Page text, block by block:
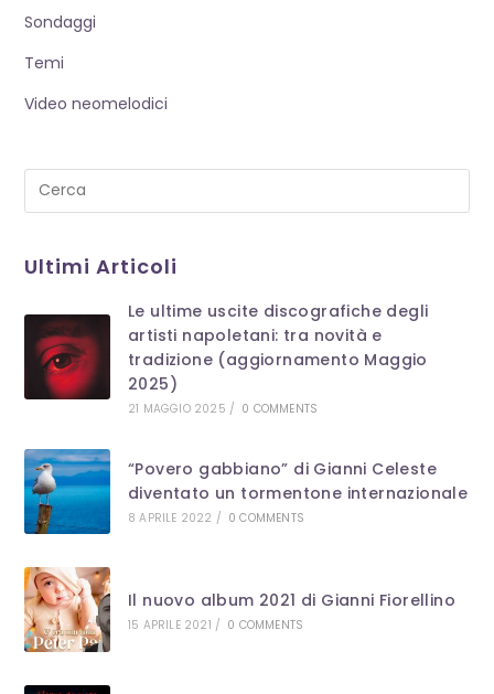
Sondaggi
Temi
Video neomelodici
Ultimi Articoli
Le ultime uscite discografiche degli
artisti napoletani: tra novità e
tradizione (aggiornamento Maggio
2025)
21 MAGGIO 2025 / 0 COMMENTS
“Povero gabbiano” di Gianni Celeste
diventato un tormentone internazionale
8 APRILE 2022 / 0 COMMENTS
Il nuovo album 2021 di Gianni Fiorellino
15 APRILE 2021 / 0 COMMENTS